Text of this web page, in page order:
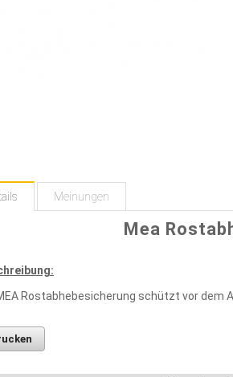
Meinungen
Mea
Rostabhebesicherung schützt vor